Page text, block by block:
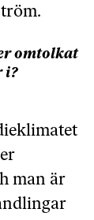
omtolkat
i?
man är